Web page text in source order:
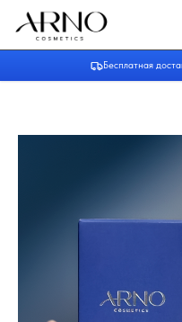
Бесплатная